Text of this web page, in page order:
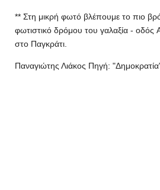
** Στη μικρή φωτό βλέπουμε το πιο
φωτιστικό δρόμου του γαλαξία - οδός
στο Παγκράτι.
Παναγιώτης Λιάκος Πηγή: